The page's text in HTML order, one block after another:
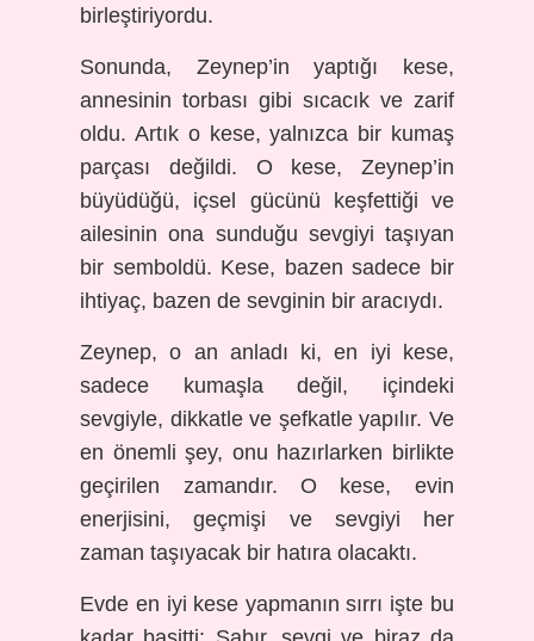
birleştiriyordu.
Sonunda, Zeynep’in yaptığı kese,
annesinin torbası gibi sıcacık ve zarif
oldu. Artık o kese, yalnızca bir kumaş
parçası değildi. O kese, Zeynep’in
büyüdüğü, içsel gücünü keşfettiği ve
ailesinin ona sunduğu sevgiyi taşıyan
bir semboldü. Kese, bazen sadece bir
ihtiyaç, bazen de sevginin bir aracıydı.
Zeynep, o an anladı ki, en iyi kese,
sadece kumaşla değil, içindeki
sevgiyle, dikkatle ve şefkatle yapılır. Ve
en önemli şey, onu hazırlarken birlikte
geçirilen zamandır. O kese, evin
enerjisini, geçmişi ve sevgiyi her
zaman taşıyacak bir hatıra olacaktı.
Evde en iyi kese yapmanın sırrı işte bu